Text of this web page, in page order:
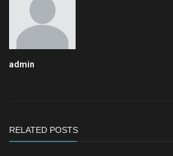
admin
RELATED POSTS